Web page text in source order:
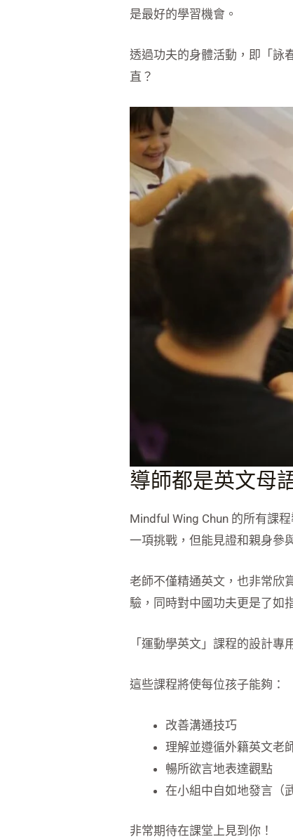
是最好的學習機會。
透過功夫的身體活動，即「詠
直？
導師都是英文母
Mindful Wing Chun 的所有課
一項挑戰，但能見證和親身參
老師不僅精通英文，也非常欣
驗，同時對中國功夫更是了如
「運動學英文」課程的設計
這些課程將使每位孩子能夠：
改善溝通技巧
理解並遵循外籍英文老
暢所欲言地表達觀點
在小組中自如地發言（
非常期待在課堂上見到你！